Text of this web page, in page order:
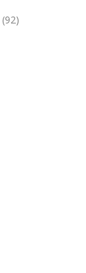
(92)